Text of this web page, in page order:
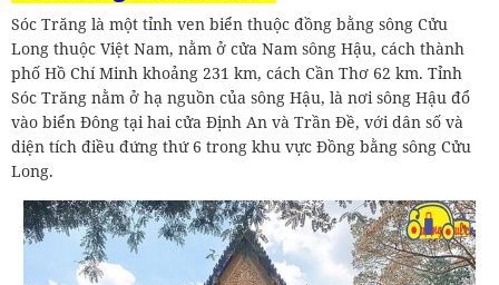
Sóc Trăng là một tỉnh ven biển thuộc đồng bằng sông Cửu
Long thuộc Việt Nam, nằm ở cửa Nam sông Hậu, cách thành
phố Hồ Chí Minh khoảng 231 km, cách Cần Thơ 62 km. Tỉnh
Sóc Trăng nằm ở hạ nguồn của sông Hậu, là nơi sông Hậu đổ
vào biển Đông tại hai cửa Định An và Trần Đề, với dân số và
diện tích điều đứng thứ 6 trong khu vực Đồng bằng sông Cửu
Long.